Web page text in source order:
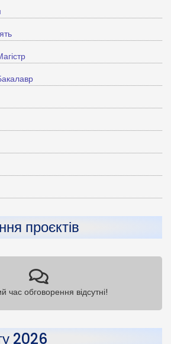
проєктів
час обговорення відсутні!
2026